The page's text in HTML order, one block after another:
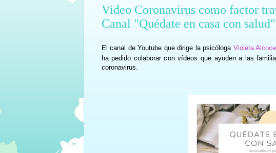
Video Coronavirus como factor
Canal "Quédate en casa con
El canal de Youtube que dirige la psicóloga Violeta
ha pedido colaborar con vídeos que ayuden a las
coronavirus.